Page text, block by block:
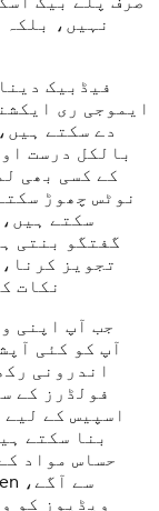
نہیں،
فیڈبیک
ایموجی ری
دے سکتے
بالکل درست
کے کسی بھی
نوٹس چھوڑ
سکتے
گفتگو بنتی
تجویز
نکات
جب آپ اپنی
اندرونی
فولڈرز کے
اسپیس کے
بنا سکتے
حساس مواد
ویڈیوز کو